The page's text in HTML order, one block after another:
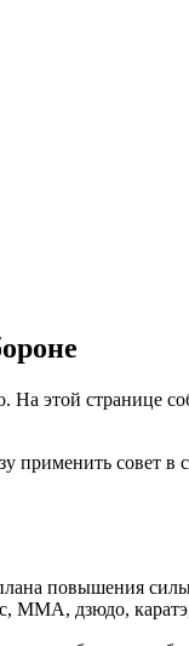
странице
применить
повышения
ММА, дзюдо,